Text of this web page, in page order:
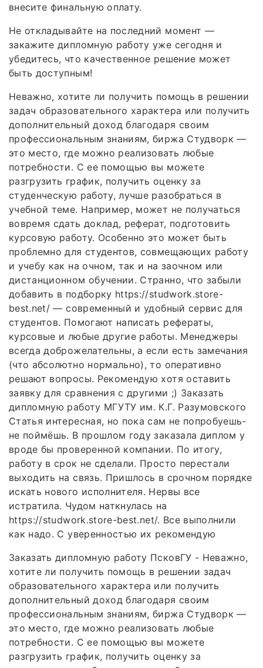
внесите финальную оплату.
Не откладывайте на последний момент —
закажите дипломную работу уже сегодня и
убедитесь, что качественное решение может
быть доступным!
Неважно, хотите ли получить помощь в решении
задач образовательного характера или получить
дополнительный доход благодаря своим
профессиональным знаниям, биржа Студворк —
это место, где можно реализовать любые
потребности. С ее помощью вы можете
разгрузить график, получить оценку за
студенческую работу, лучше разобраться в
учебной теме. Например, может не получаться
вовремя сдать доклад, реферат, подготовить
курсовую работу. Особенно это может быть
проблемно для студентов, совмещающих работу
и учебу как на очном, так и на заочном или
дистанционном обучении. Странно, что забыли
добавить в подборку https://studwork.store-
best.net/ — современный и удобный сервис для
студентов. Помогают написать рефераты,
курсовые и любые другие работы. Менеджеры
всегда доброжелательны, а если есть замечания
(что абсолютно нормально), то оперативно
решают вопросы. Рекомендую хотя оставить
заявку для сравнения с другими ;) Заказать
дипломную работу МГУТУ им. К.Г. Разумовского
Статья интересная, но пока сам не попробуешь-
не поймёшь. В прошлом году заказала диплом у
вроде бы проверенной компании. По итогу,
работу в срок не сделали. Просто перестали
выходить на связь. Пришлось в срочном порядке
искать нового исполнителя. Нервы все
истратила. Чудом наткнулась на
https://studwork.store-best.net/. Все выполнили
как надо. С уверенностью их рекомендую
Заказать дипломную работу ПсковГУ - Неважно,
хотите ли получить помощь в решении задач
образовательного характера или получить
дополнительный доход благодаря своим
профессиональным знаниям, биржа Студворк —
это место, где можно реализовать любые
потребности. С ее помощью вы можете
разгрузить график, получить оценку за